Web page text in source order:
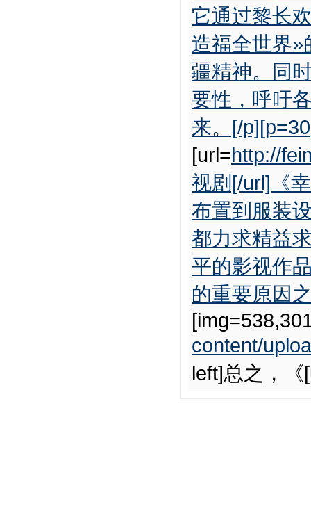
它通过黎长
造福全世界»
疆精神。同
要性，呼吁
来。[/p][p=30
[url=http://
视剧[/url]《
布置到服装
都力求精益
平的影视作
的重要原因
content/
left]总之，《